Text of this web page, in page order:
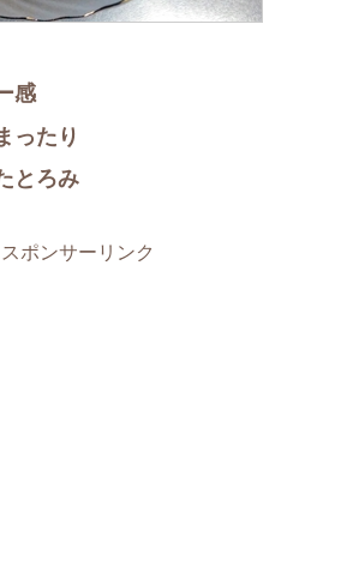
感
ったり
とろみ
スポンサーリンク